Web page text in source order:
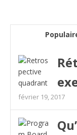
février 19, 2017